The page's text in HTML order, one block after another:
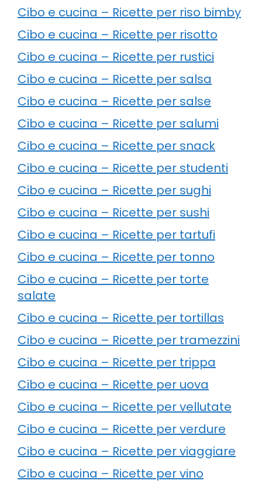
Cibo e cucina – Ricette per riso bimby
Cibo e cucina – Ricette per risotto
Cibo e cucina – Ricette per rustici
Cibo e cucina – Ricette per salsa
Cibo e cucina – Ricette per salse
Cibo e cucina – Ricette per salumi
Cibo e cucina – Ricette per snack
Cibo e cucina – Ricette per studenti
Cibo e cucina – Ricette per sughi
Cibo e cucina – Ricette per sushi
Cibo e cucina – Ricette per tartufi
Cibo e cucina – Ricette per tonno
Cibo e cucina – Ricette per torte
salate
Cibo e cucina – Ricette per tortillas
Cibo e cucina – Ricette per tramezzini
Cibo e cucina – Ricette per trippa
Cibo e cucina – Ricette per uova
Cibo e cucina – Ricette per vellutate
Cibo e cucina – Ricette per verdure
Cibo e cucina – Ricette per viaggiare
Cibo e cucina – Ricette per vino